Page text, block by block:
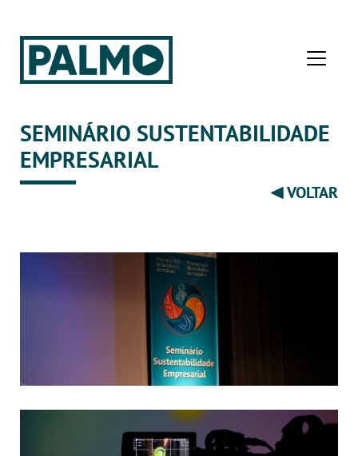
SEMINÁRIO SUSTENTABILIDADE
EMPRESARIAL
VOLTAR